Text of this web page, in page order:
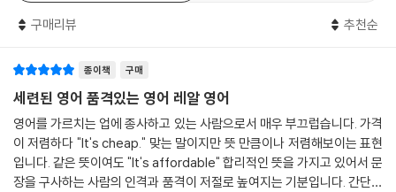
e you doing ???
hink carefully ??? .
UNIT 20 자리에 앉아 달라고 공손히 말할 때는 〉 Sit down ???
UNIT 21 상대방에게 몸매가 좋다고 칭찬할 때는 〉 You have a nice bod
y ???
UNIT 22 만나는 사람이 있는지 물어볼 때는 〉Do you have a girlfriend
???
드립니다!
말은 분명히 예의 바른 표현인데 표정은 무뚝뚝한 경우가 많습니다. 이 책
에서는 예의 바른 표현은 물론, 그 표현의 의도를 100% 전할 수 있는 행동
의 매너까지 함께 전합니다. 우리가 접할 가능성이 많지 않은 공식 석상의
딱딱한 매너가 아니라, 평소에 쉽게 접하면서도 우리를 보는 원어민의 시
선이 바뀌게 만드는 현실적인 매너로 가득합니다.
구매리뷰 추천순
종이책 구매
세련된 영어 품격있는 영어 레알 영어
영어를 가르치는 업에 종사하고 있는 사람으로서 매우 부끄럽습니다. 가격
이 저렴하다 "It's cheap." 맞는 말이지만 뜻 만큼이나 저렴해보이는 표현
입니다. 같은 뜻이여도 "It's affordable" 합리적인 뜻을 가지고 있어서 문
장을 구사하는 사람의 인격과 품격이 저절로 높여지는 기분입니다. 간단하